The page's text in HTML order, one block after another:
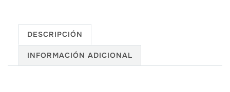
DESCRIPCIÓN
INFORMACIÓN ADICIONAL